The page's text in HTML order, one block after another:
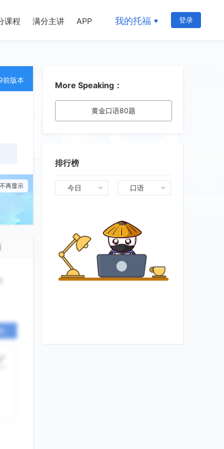
课程 满分主讲 APP 我的托福 登录
前版本
不再显示
More Speaking：
黄金口语80题
排行榜
今日 口语